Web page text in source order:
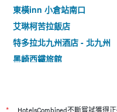
東橫inn 小倉站南口
艾琳柯苦拉飯店
特多拉北九州酒店 - 北九州
黑崎西鐵旅館
小倉Recent飯店
HotelsCombined不斷嘗試獲得